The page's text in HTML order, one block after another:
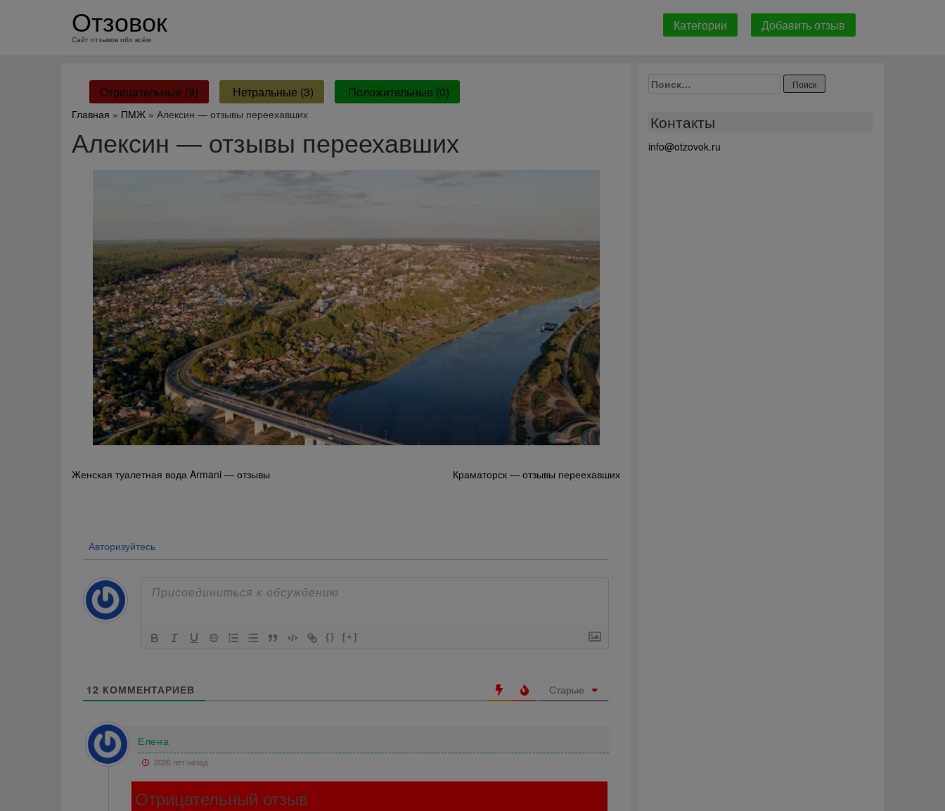
Отзовок
Сайт отзывов обо всём
Категории Добавить отзыв
Отрицательные (9) Нетральные (3) Положительные (0)
Главная » ПМЖ » Алексин — отзывы переехавших
Алексин — отзывы переехавших
Навигация
Женская туалетная вода Armani — отзывы Краматорск — отзывы переехавших
Авторизуйтесь
{} [+]
12 КОММЕНТАРИЕВ Старые
Елена
2026 лет назад
Отрицательный отзыв
Найти:
Контакты
info@otzovok.ru